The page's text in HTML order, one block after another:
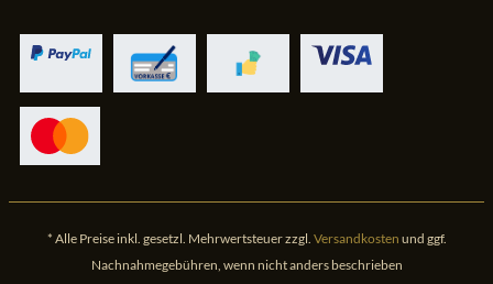
* Alle Preise inkl. gesetzl. Mehrwertsteuer zzgl. Versandkosten und ggf.
Nachnahmegebühren, wenn nicht anders beschrieben